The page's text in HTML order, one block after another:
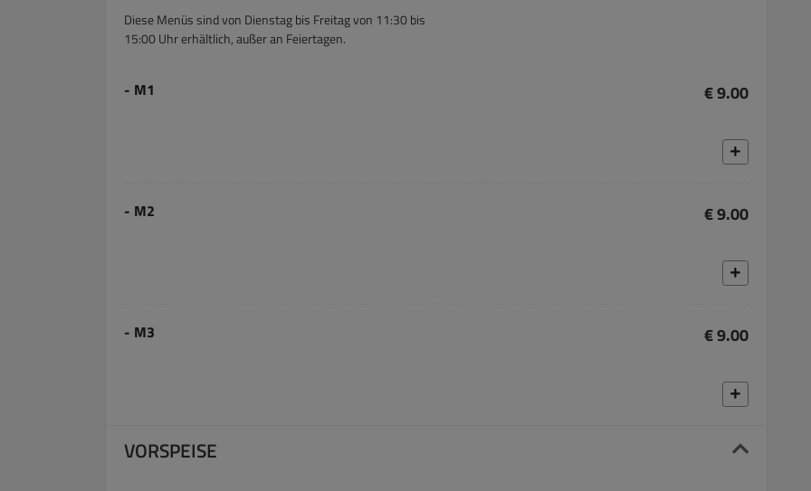
Diese Menüs sind von Dienstag bis Freitag von 11:30 bis
15:00 Uhr erhältlich, außer an Feiertagen.
- M1 € 9.00
- M2 € 9.00
- M3 € 9.00
VORSPEISE